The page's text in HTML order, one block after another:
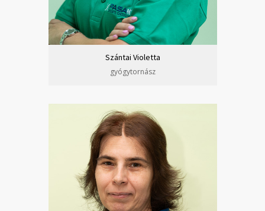
Szántai Violetta
gyógytornász